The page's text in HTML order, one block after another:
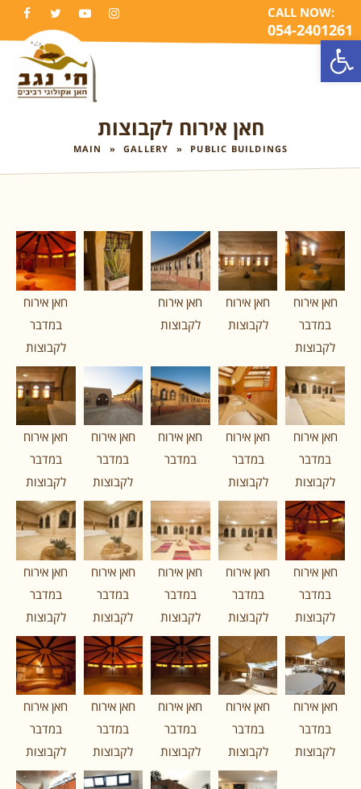
CALL NOW:
054-2401261
חאן אירוח לקבוצות
MAIN » GALLERY » PUBLIC BUILDINGS
חאן אירוח
במדבר
לקבוצות
חאן אירוח
לקבוצות
חאן אירוח
לקבוצות
חאן אירוח
במדבר
לקבוצות
חאן אירוח
במדבר
לקבוצות
חאן אירוח
במדבר
לקבוצות
חאן אירוח
במדבר
חאן אירוח
במדבר
לקבוצות
חאן אירוח
במדבר
לקבוצות
חאן אירוח
במדבר
לקבוצות
חאן אירוח
במדבר
לקבוצות
חאן אירוח
במדבר
לקבוצות
חאן אירוח
במדבר
לקבוצות
חאן אירוח
במדבר
לקבוצות
חאן אירוח
במדבר
לקבוצות
חאן אירוח
במדבר
לקבוצות
חאן אירוח
במדבר
לקבוצות
חאן אירוח
במדבר
לקבוצות
חאן אירוח
במדבר
לקבוצות